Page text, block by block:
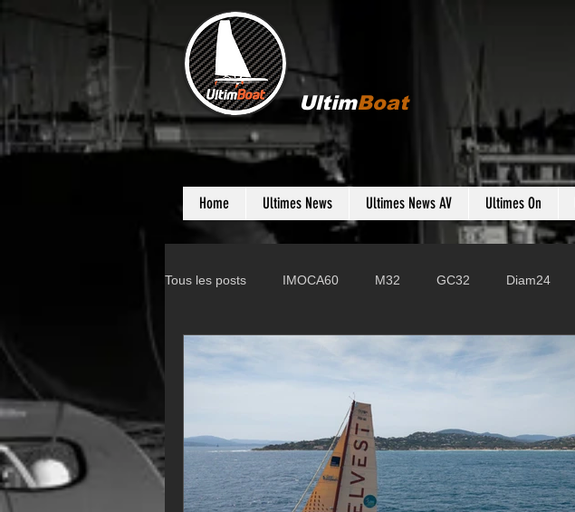
UltimBoat
Home Ultimes News Ultimes News AV Ultimes On
Tous les posts IMOCA60 M32 GC32 Diam24
Gunboat Fast 40 PAC52
Class Rhum
F18 TF35 Business AC75 Open 7.50